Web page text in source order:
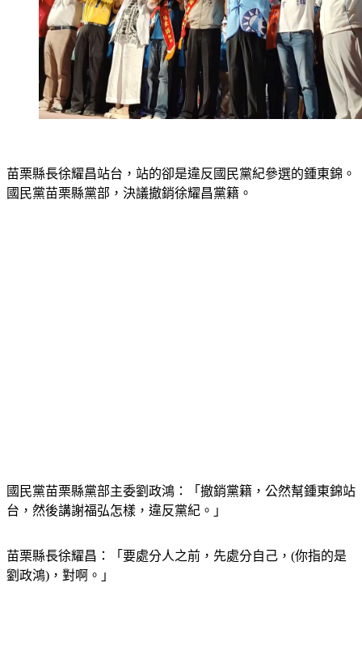
苗栗縣長徐耀昌站台，站的卻是違反國民黨紀參選的鍾東錦。
國民黨苗栗縣黨部，決議撤銷徐耀昌黨籍。
國民黨苗栗縣黨部主委劉政鴻：「撤銷黨籍，公然幫鍾東錦站
台，然後講謝福弘怎樣，違反黨紀。」
苗栗縣長徐耀昌：「要處分人之前，先處分自己，(你指的是
劉政鴻)，對啊。」